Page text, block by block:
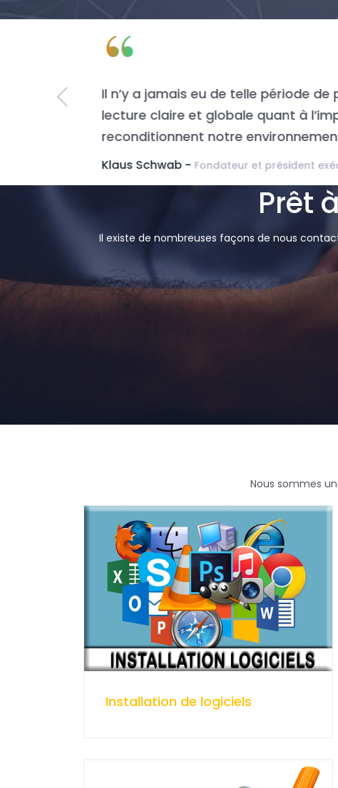
une
“
Nous
moyenne
Wades
Prêt
Il existe de nombreuses façons de nous
Nous sommes
Installation de logiciels